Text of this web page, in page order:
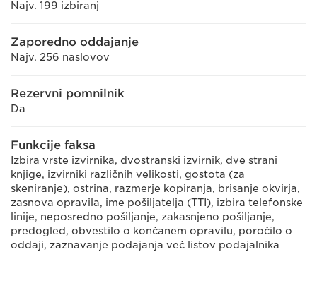
Najv. 199 izbiranj
Zaporedno oddajanje
Najv. 256 naslovov
Rezervni pomnilnik
Da
Funkcije faksa
Izbira vrste izvirnika, dvostranski izvirnik, dve strani
knjige, izvirniki različnih velikosti, gostota (za
skeniranje), ostrina, razmerje kopiranja, brisanje okvirja,
zasnova opravila, ime pošiljatelja (TTI), izbira telefonske
linije, neposredno pošiljanje, zakasnjeno pošiljanje,
predogled, obvestilo o končanem opravilu, poročilo o
oddaji, zaznavanje podajanja več listov podajalnika